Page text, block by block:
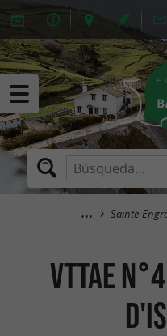
Sainte-
VTTAE